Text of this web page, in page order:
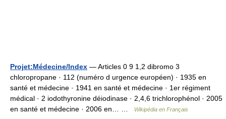
Projet:Médecine/Index — Articles 0 9 1,2 dibromo 3
chloropropane · 112 (numéro d urgence européen) · 1935 en
santé et médecine · 1941 en santé et médecine · 1er régiment
médical · 2 iodothyronine déiodinase · 2,4,6 trichlorophénol · 2005
en santé et médecine · 2006 en… …
Wikipédia en Français